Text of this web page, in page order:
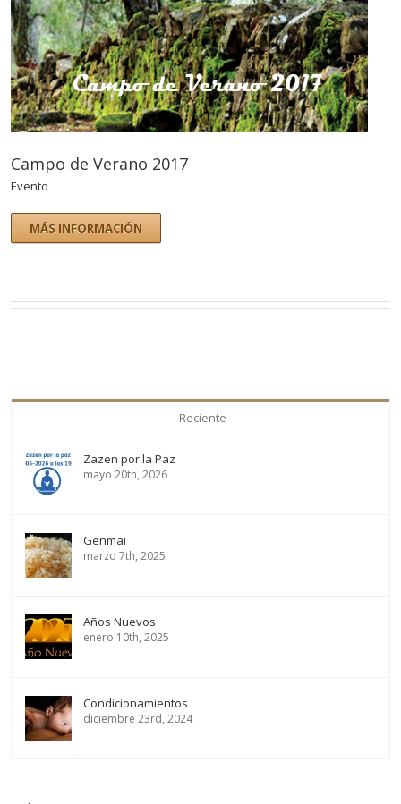
Campo de Verano 2017
Evento
MÁS INFORMACIÓN
Reciente
Zazen por la Paz
mayo 20th, 2026
Genmai
marzo 7th, 2025
Años Nuevos
enero 10th, 2025
Condicionamientos
diciembre 23rd, 2024